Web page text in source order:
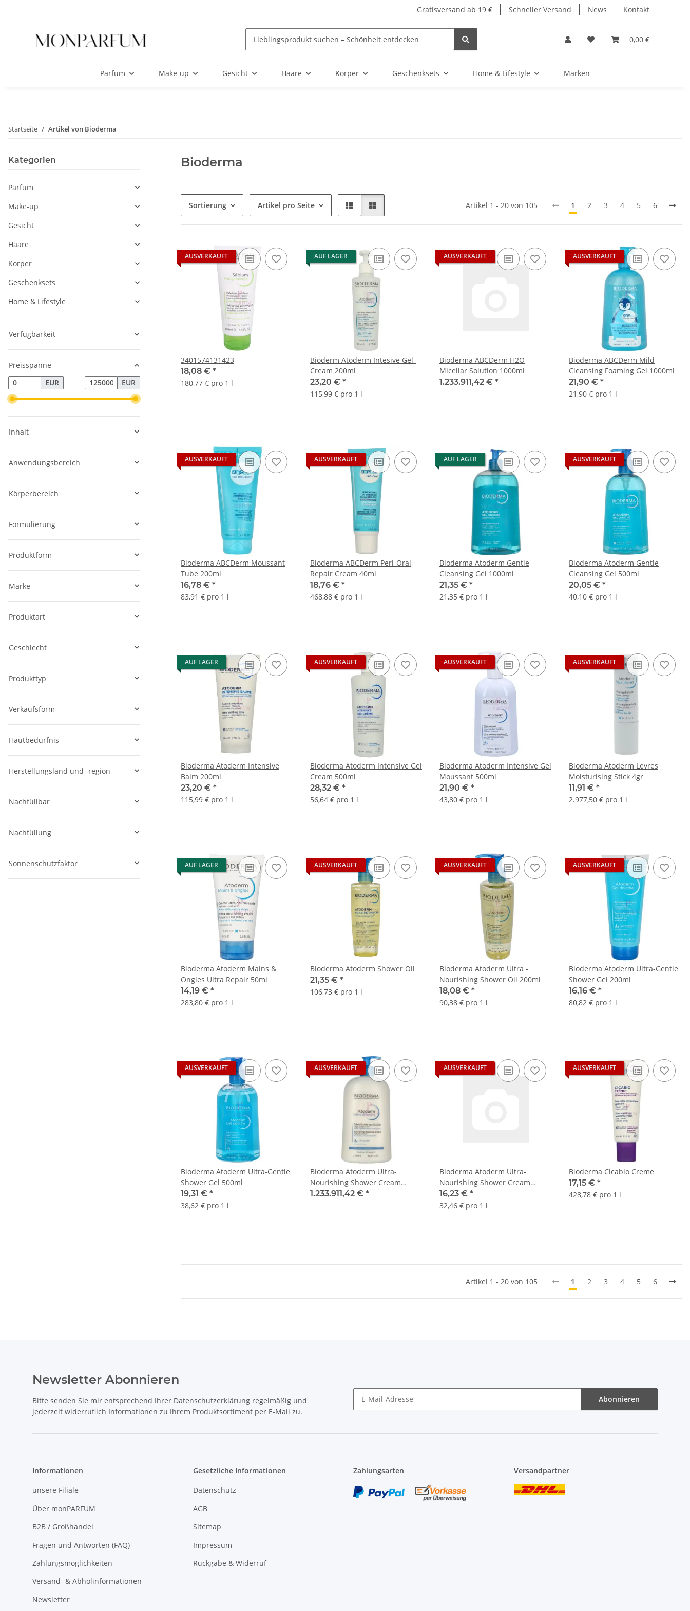
Gratisversand ab 19 € Schneller Versand News Kontakt
0,00 €
Parfum Make-up Gesicht Haare Körper Geschenksets Home & Lifestyle Marken
Startseite Artikel von Bioderma
Bioderma
Sortierung Artikel pro Seite Artikel 1 - 20 von 105 1 2 3 4 5 6
AUSVERKAUFT
3401574131423
18,08 € *
180,77 € pro 1 l
AUF LAGER
Bioderm Atoderm Intesive Gel-
Cream 200ml
23,20 € *
115,99 € pro 1 l
AUSVERKAUFT
Bioderma ABCDerm H2O
Micellar Solution 1000ml
1.233.911,42 € *
AUSVERKAUFT
Bioderma ABCDerm Mild
Cleansing Foaming Gel 1000ml
21,90 € *
21,90 € pro 1 l
AUSVERKAUFT
Bioderma ABCDerm Moussant
Tube 200ml
16,78 € *
83,91 € pro 1 l
AUSVERKAUFT
Bioderma ABCDerm Peri-Oral
Repair Cream 40ml
18,76 € *
468,88 € pro 1 l
AUF LAGER
Bioderma Atoderm Gentle
Cleansing Gel 1000ml
21,35 € *
21,35 € pro 1 l
AUSVERKAUFT
Bioderma Atoderm Gentle
Cleansing Gel 500ml
20,05 € *
40,10 € pro 1 l
AUF LAGER
Bioderma Atoderm Intensive
Balm 200ml
23,20 € *
115,99 € pro 1 l
AUSVERKAUFT
Bioderma Atoderm Intensive Gel
Cream 500ml
28,32 € *
56,64 € pro 1 l
AUSVERKAUFT
Bioderma Atoderm Intensive Gel
Moussant 500ml
21,90 € *
43,80 € pro 1 l
AUSVERKAUFT
Bioderma Atoderm Levres
Moisturising Stick 4gr
11,91 € *
2.977,50 € pro 1 l
AUF LAGER
Bioderma Atoderm Mains &
Ongles Ultra Repair 50ml
14,19 € *
283,80 € pro 1 l
AUSVERKAUFT
Bioderma Atoderm Shower Oil
21,35 € *
106,73 € pro 1 l
AUSVERKAUFT
Bioderma Atoderm Ultra -
Nourishing Shower Oil 200ml
18,08 € *
90,38 € pro 1 l
AUSVERKAUFT
Bioderma Atoderm Ultra-Gentle
Shower Gel 200ml
16,16 € *
80,82 € pro 1 l
AUSVERKAUFT
Bioderma Atoderm Ultra-Gentle
Shower Gel 500ml
19,31 € *
38,62 € pro 1 l
AUSVERKAUFT
Bioderma Atoderm Ultra-
Nourishing Shower Cream
1000ml
1.233.911,42 € *
AUSVERKAUFT
Bioderma Atoderm Ultra-
Nourishing Shower Cream
500ml
16,23 € *
32,46 € pro 1 l
AUSVERKAUFT
Bioderma Cicabio Creme
17,15 € *
428,78 € pro 1 l
Artikel 1 - 20 von 105 1 2 3 4 5 6
Kategorien
Parfum
Make-up
Gesicht
Haare
Körper
Geschenksets
Home & Lifestyle
Verfügbarkeit
Preisspanne
EUR
EUR
Inhalt
Anwendungsbereich
Körperbereich
Formulierung
Produktform
Marke
Produktart
Geschlecht
Produkttyp
Verkaufsform
Hautbedürfnis
Herstellungsland und -region
Nachfüllbar
Nachfüllung
Sonnenschutzfaktor
Newsletter Abonnieren
Bitte senden Sie mir entsprechend Ihrer Datenschutzerklärung regelmäßig und
jederzeit widerruflich Informationen zu Ihrem Produktsortiment per E-Mail zu.
Abonnieren
Informationen
unsere Filiale
Über monPARFUM
B2B / Großhandel
Fragen und Antworten (FAQ)
Zahlungsmöglichkeiten
Versand- & Abholinformationen
Newsletter
Gesetzliche Informationen
Datenschutz
AGB
Sitemap
Impressum
Rückgabe & Widerruf
Zahlungsarten Versandpartner